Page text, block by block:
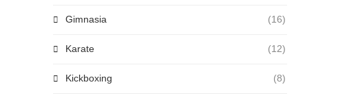
Gimnasia (16)
Karate (12)
Kickboxing (8)